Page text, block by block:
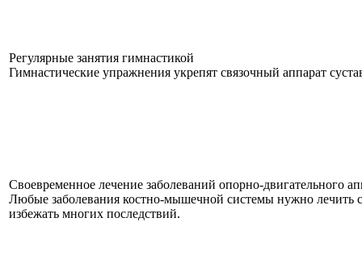
Регулярные занятия гимнастикой
Гимнастические упражнения укрепят связочный аппарат
Своевременное лечение заболеваний опорно-двигательного
Любые заболевания костно-мышечной системы нужно лечить
избежать многих последствий.